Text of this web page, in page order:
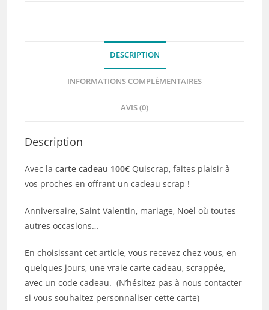
DESCRIPTION
INFORMATIONS COMPLÉMENTAIRES
AVIS (0)
Description
Avec lacarte cadeau 100€ Quiscrap, faites plaisir à
vos proches en offrant un cadeau scrap !
Anniversaire, Saint Valentin, mariage, Noël où toutes
autres occasions…
En choisissant cet article, vous recevez chez vous, en
quelques jours, une vraie carte cadeau, scrappée,
avec un code cadeau. (N’hésitez pas à nous contacter
si vous souhaitez personnaliser cette carte)